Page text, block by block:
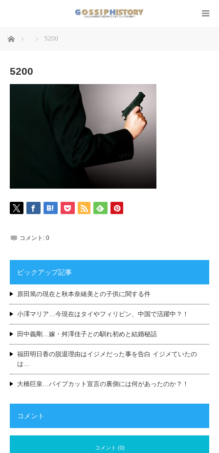
ホーム 5200
5200
コメント: 0
ピックアップ記事
原田篤の現在と秋本奈緒美との子供に関する件
小澤マリア…今現在はタイやフィリピン、中国で活躍中？！
田中義剛…嫁・舛澤佳子との馴れ初めと結婚秘話
福田明日香の脱退理由はイジメだった事を告白 イジメていたの
は…
大橋巨泉…パイプカット宣言の裏側には何があったのか？！
コメント
コメント (0)